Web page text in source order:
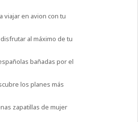
viajar en avion con tu
al máximo de tu
bañadas por el
los planes más
zapatillas de mujer